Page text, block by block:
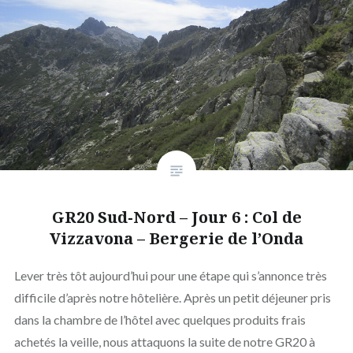
GR20 Sud-Nord – Jour 6 : Col de
Vizzavona – Bergerie de l’Onda
Lever très tôt aujourd’hui pour une étape qui s’annonce très
difficile d’après notre hôtelière. Après un petit déjeuner pris
dans la chambre de l’hôtel avec quelques produits frais
achetés la veille, nous attaquons la suite de notre GR20 à